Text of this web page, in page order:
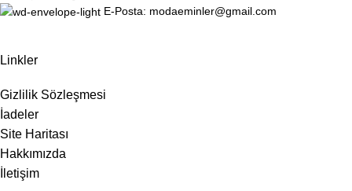
E-Posta: modaeminler@gmail.com
Linkler
Gizlilik Sözleşmesi
İadeler
Site Haritası
Hakkımızda
İletişim